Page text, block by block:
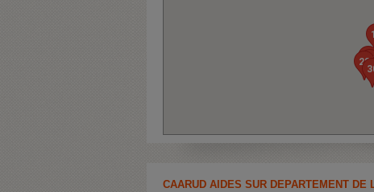
25
26
28
CAARUD AIDES SUR DÉPARTEMENT DE